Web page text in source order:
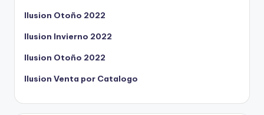
Ilusion Otoño 2022
Ilusion Invierno 2022
Ilusion Otoño 2022
Ilusion Venta por Catalogo